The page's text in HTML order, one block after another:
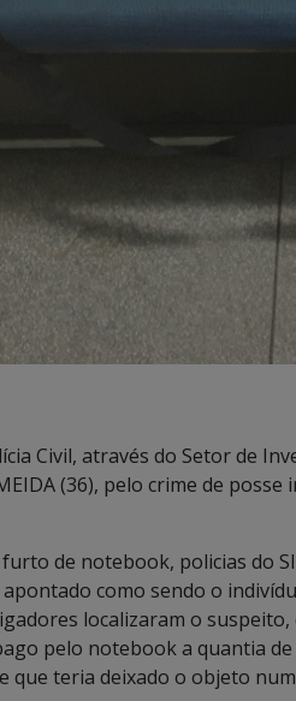
Civil, através do Setor de
(36), pelo crime de
de notebook, policias do
como sendo o
localizaram o suspeito,
pelo notebook a quantia de
que teria deixado o objeto